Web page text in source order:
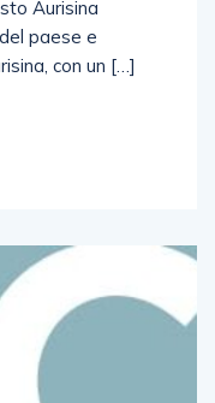
Aurisina
paese e
con un […]